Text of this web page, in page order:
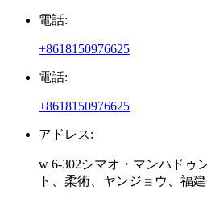
電話:
+8618150976625
電話:
+8618150976625
アドレス:
w 6-302シマオ・マンハドゥ
ト、柔術、ヤンジョウ、福